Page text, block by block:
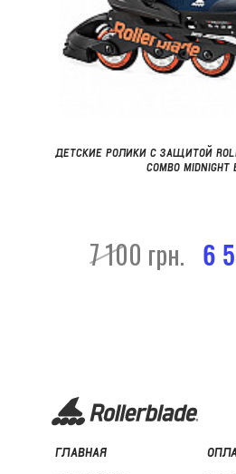
ДЕТСКИЕ РОЛИКИ С ЗАЩИТОЙ
COMBO MIDNIGHT
7 100 грн. 6
ГЛАВНАЯ